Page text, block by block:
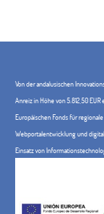
Von der andalusischen
Anreiz in Höhe von 5.812,50
Europäischen Fonds für
Webportalentwicklung und
Einsatz von